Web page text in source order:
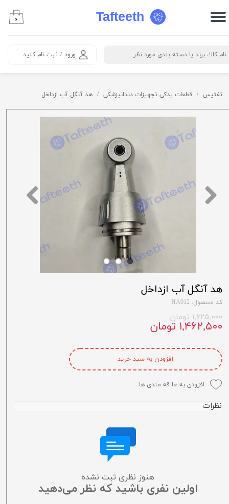
Tafteeth
ورود / ثبت نام کنید
حساب کاربری من
خروج از حساب کاربری
۰
تفتیس قطعات یدکی تجهیزات دندانپزشکی هد آنگل آب ازداخل
هد آنگل آب ازداخل
کد محصول: HA012
۱,۶۲۵,۰۰۰ تومان
۱,۴۶۲,۵۰۰ تومان
افزودن به سبد خرید
افزودن به علاقه مندی ها
نظرات
هنوز نظری ثبت نشده
اولین نفری باشید که نظر می‌دهید